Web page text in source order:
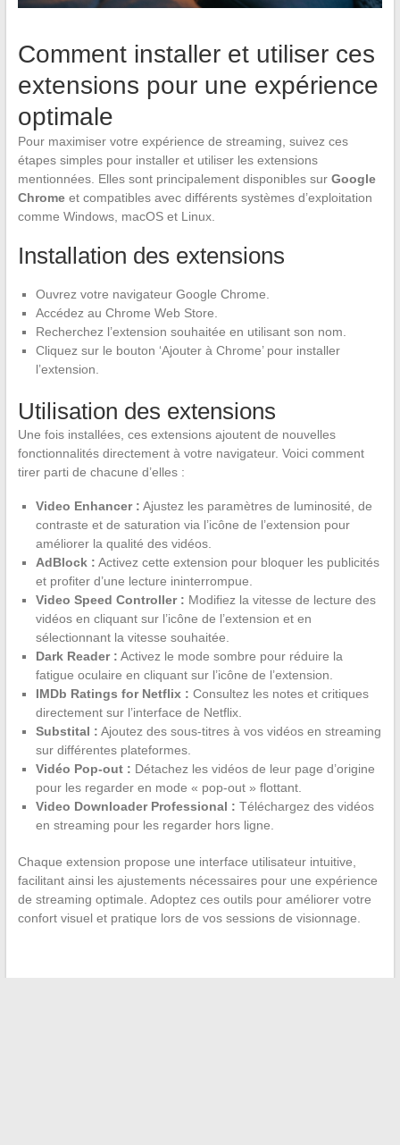
Comment installer et utiliser ces
extensions pour une expérience
optimale
Pour maximiser votre expérience de streaming, suivez ces
étapes simples pour installer et utiliser les extensions
mentionnées. Elles sont principalement disponibles sur Google
Chromeet compatibles avec différents systèmes d’exploitation
comme Windows, macOS et Linux.
Installation des extensions
Ouvrez votre navigateur Google Chrome.
Accédez au Chrome Web Store.
Recherchez l’extension souhaitée en utilisant son nom.
Cliquez sur le bouton ‘Ajouter à Chrome’ pour installer
l’extension.
Utilisation des extensions
Une fois installées, ces extensions ajoutent de nouvelles
fonctionnalités directement à votre navigateur. Voici comment
tirer parti de chacune d’elles :
Video Enhancer : Ajustez les paramètres de luminosité, de
contraste et de saturation via l’icône de l’extension pour
améliorer la qualité des vidéos.
AdBlock : Activez cette extension pour bloquer les publicités
et profiter d’une lecture ininterrompue.
Video Speed Controller : Modifiez la vitesse de lecture des
vidéos en cliquant sur l’icône de l’extension et en
sélectionnant la vitesse souhaitée.
Dark Reader : Activez le mode sombre pour réduire la
fatigue oculaire en cliquant sur l’icône de l’extension.
IMDb Ratings for Netflix : Consultez les notes et critiques
directement sur l’interface de Netflix.
Substital : Ajoutez des sous-titres à vos vidéos en streaming
sur différentes plateformes.
Vidéo Pop-out : Détachez les vidéos de leur page d’origine
pour les regarder en mode « pop-out » flottant.
Video Downloader Professional : Téléchargez des vidéos
en streaming pour les regarder hors ligne.
Chaque extension propose une interface utilisateur intuitive,
facilitant ainsi les ajustements nécessaires pour une expérience
de streaming optimale. Adoptez ces outils pour améliorer votre
confort visuel et pratique lors de vos sessions de visionnage.